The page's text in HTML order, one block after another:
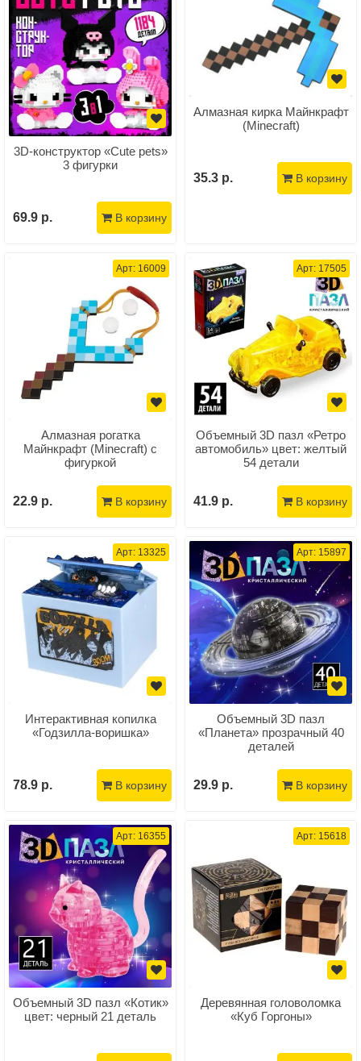
3D-конструктор «Cute pets»
3 фигурки
69.9 р. В корзину
Алмазная кирка Майнкрафт
(Minecraft)
35.3 р. В корзину
Арт: 16009
Алмазная рогатка
Майнкрафт (Minecraft) с
фигуркой
22.9 р. В корзину
Арт: 17505
Объемный 3D пазл «Ретро
автомобиль» цвет: желтый
54 детали
41.9 р. В корзину
Арт: 13325
Интерактивная копилка
«Годзилла-воришка»
78.9 р. В корзину
Арт: 15897
Объемный 3D пазл
«Планета» прозрачный 40
деталей
29.9 р. В корзину
Арт: 16355
Объемный 3D пазл «Котик»
цвет: черный 21 деталь
Арт: 15618
Деревянная головоломка
«Куб Горгоны»